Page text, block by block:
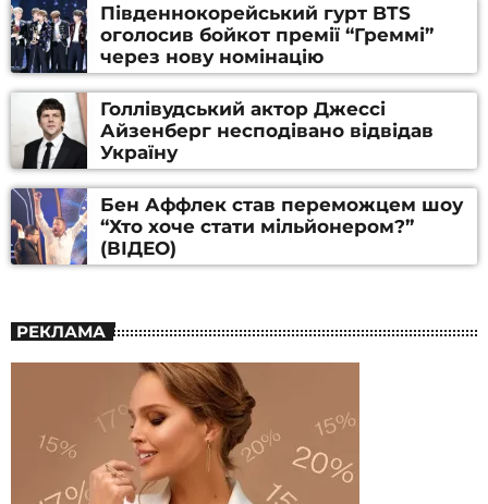
Південнокорейський гурт BTS
оголосив бойкот премії “Греммі”
через нову номінацію
Голлівудський актор Джессі
Айзенберг несподівано відвідав
Україну
Бен Аффлек став переможцем шоу
“Хто хоче стати мільйонером?”
(ВІДЕО)
РЕКЛАМА